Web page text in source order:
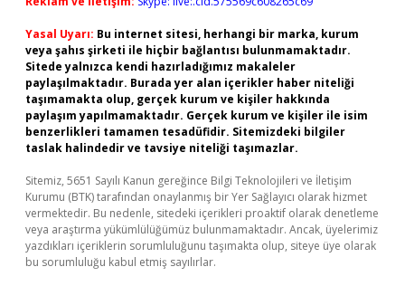
Yasal Uyarı: Bu internet sitesi, herhangi bir marka, kurum
veya şahıs şirketi ile hiçbir bağlantısı bulunmamaktadır.
Sitede yalnızca kendi hazırladığımız makaleler
paylaşılmaktadır. Burada yer alan içerikler haber niteliği
taşımamakta olup, gerçek kurum ve kişiler hakkında
paylaşım yapılmamaktadır. Gerçek kurum ve kişiler ile isim
benzerlikleri tamamen tesadüfidir. Sitemizdeki bilgiler
taslak halindedir ve tavsiye niteliği taşımazlar.
Sitemiz, 5651 Sayılı Kanun gereğince Bilgi Teknolojileri ve İletişim
Kurumu (BTK) tarafından onaylanmış bir Yer Sağlayıcı olarak hizmet
vermektedir. Bu nedenle, sitedeki içerikleri proaktif olarak denetleme
veya araştırma yükümlülüğümüz bulunmamaktadır. Ancak, üyelerimiz
yazdıkları içeriklerin sorumluluğunu taşımakta olup, siteye üye olarak
bu sorumluluğu kabul etmiş sayılırlar.